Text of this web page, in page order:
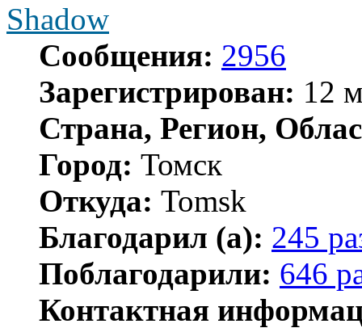
Shadow
Сообщения: 2956
Зарегистрирован: 12
Страна, Регион,
Город: Томск
Откуда: Tomsk
Благодарил (а): 245
Поблагодарили: 646
Контактная